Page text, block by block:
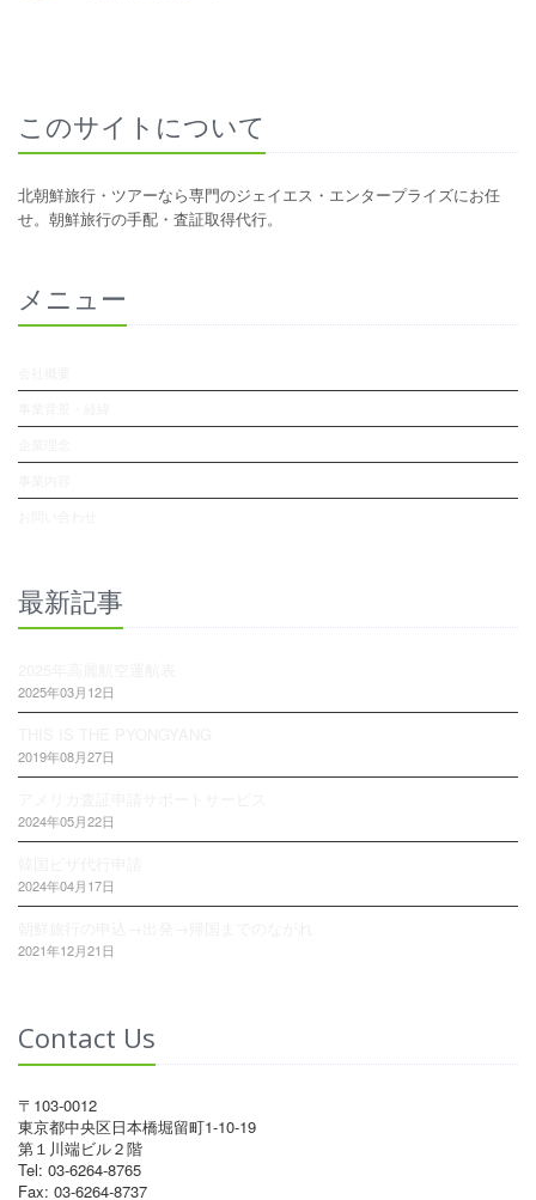
このサイトについて
北朝鮮旅行・ツアーなら専門のジェイエス・エンタープライズにお任
せ。朝鮮旅行の手配・査証取得代行。
メニュー
最新記事
2025年03月12日
2019年08月27日
2024年05月22日
2024年04月17日
2021年12月21日
Contact Us
〒103-0012
東京都中央区日本橋堀留町1-10-19
第１川端ビル２階
Tel: 03-6264-8765
Fax: 03-6264-8737